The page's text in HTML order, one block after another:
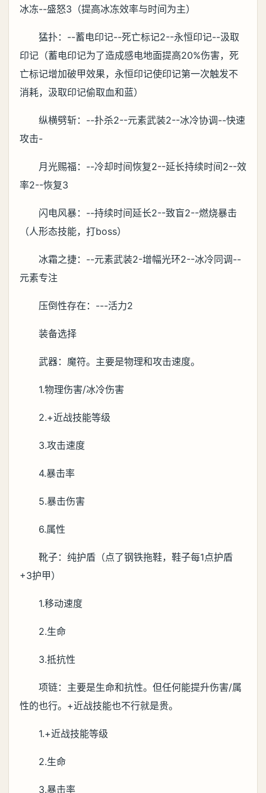
冰冻--盛怒3（提高冰冻效率与时间为主）
猛扑：--蓄电印记--死亡标记2--永恒印记--汲取
印记（蓄电印记为了造成感电地面提高20%伤害，死
亡标记增加破甲效果，永恒印记使印记第一次触发不
消耗，汲取印记偷取血和蓝）
纵横劈斩：--扑杀2--元素武装2--冰冷协调--快速
攻击-
月光赐福：--冷却时间恢复2--延长持续时间2--效
率2--恢复3
闪电风暴：--持续时间延长2--致盲2--燃烧暴击
（人形态技能，打boss）
冰霜之捷：--元素武装2-增幅光环2--冰冷同调--
元素专注
压倒性存在：---活力2
装备选择
武器：魔符。主要是物理和攻击速度。
1.物理伤害/冰冷伤害
2.+近战技能等级
3.攻击速度
4.暴击率
5.暴击伤害
6.属性
靴子：纯护盾（点了钢铁拖鞋，鞋子每1点护盾
+3护甲）
1.移动速度
2.生命
3.抵抗性
项链：主要是生命和抗性。但任何能提升伤害/属
性的也行。+近战技能也不行就是贵。
1.+近战技能等级
2.生命
3.暴击率